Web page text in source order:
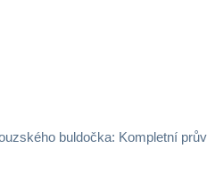
buldočka: Kompletní